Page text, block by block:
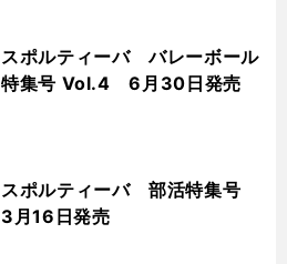
スポルティーバ バレーボール
特集号 Vol.4 6月30日発売
スポルティーバ 部活特集号
3月16日発売